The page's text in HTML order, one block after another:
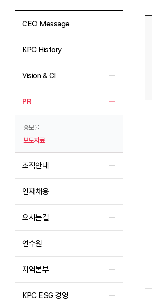
CEO Message
KPC History
Vision & CI
PR
홍보물
보도자료
조직안내
인재채용
오시는길
연수원
지역본부
KPC ESG 경영